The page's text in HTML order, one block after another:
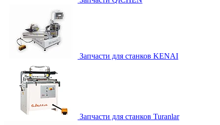
Запчасти для станков KENAI
Запчасти для станков Turanlar